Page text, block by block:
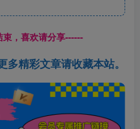
，喜欢请分享------
精彩文章请收藏本站。